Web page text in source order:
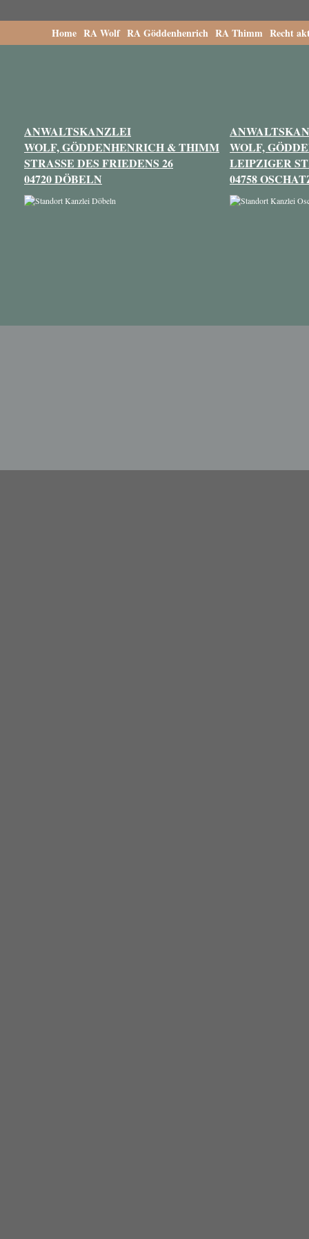
Home RA Wolf RA Göddenhenrich RA Thimm Recht
ANWALTSKANZLEI
WOLF, GÖDDENHENRICH & THIMM
STRASSE DES FRIEDENS 26
04720 DÖBELN
WOLF,
LEIPZIGER
04758